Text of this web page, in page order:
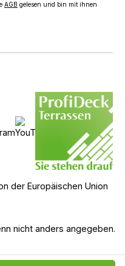
AGB gelesen und bin mit ihnen
nicht anders angegeben.